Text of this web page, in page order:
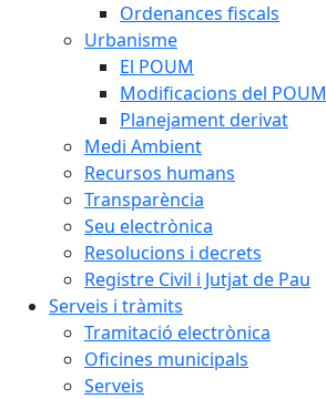
Ordenances fiscals
Urbanisme
El POUM
Modificacions del POUM
Planejament derivat
Medi Ambient
Recursos humans
Transparència
Seu electrònica
Resolucions i decrets
Registre Civil i Jutjat de Pau
Serveis i tràmits
Tramitació electrònica
Oficines municipals
Serveis